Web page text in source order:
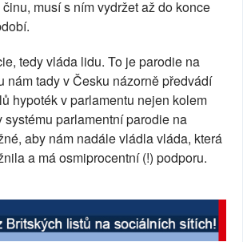
musí s ním vydržet až do konce
tedy vláda lidu. To je parodie na
nám tady v Česku názorně předvádí
hypoték v parlamentu nejen kolem
systému parlamentní parodie na
aby nám nadále vládla vláda, která
a má osmiprocentní (!) podporu.